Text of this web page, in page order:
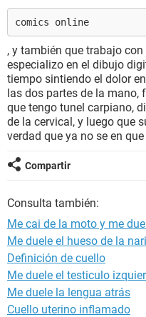
SEXUALIDAD
GLOSARIO
comics online
, y también que trabajo
especializo en el dibujo
tiempo sintiendo el dolor
las dos partes de la mano,
que tengo tunel carpiano,
de la cervical, y luego que
verdad que ya no se en
Compartir
Consulta también:
Me cai de la moto y me
Me duele el hueso de la
Definición de cuello
Me duele el testiculo
Me duele la lengua atrás
Cuello uterino inflamado